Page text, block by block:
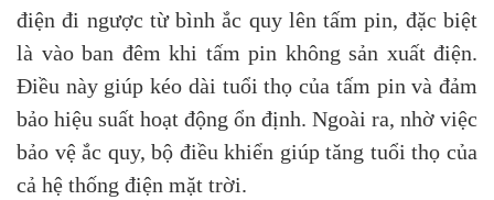
điện đi ngược từ bình ắc quy lên tấm pin, đặc biệt
là vào ban đêm khi tấm pin không sản xuất điện.
Điều này giúp kéo dài tuổi thọ của tấm pin và đảm
bảo hiệu suất hoạt động ổn định. Ngoài ra, nhờ việc
bảo vệ ắc quy, bộ điều khiển giúp tăng tuổi thọ của
cả hệ thống điện mặt trời.